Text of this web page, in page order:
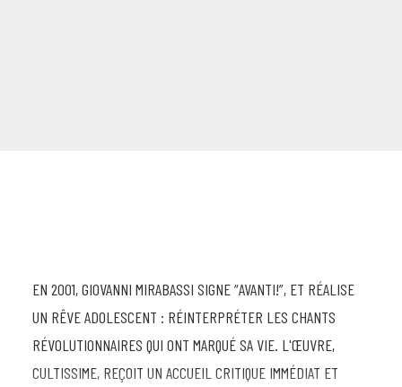
EN 2001, GIOVANNI MIRABASSI SIGNE “AVANTI!”, ET RÉALISE
UN RÊVE ADOLESCENT : RÉINTERPRÉTER LES CHANTS
RÉVOLUTIONNAIRES QUI ONT MARQUÉ SA VIE. L'ŒUVRE,
CULTISSIME, REÇOIT UN ACCUEIL CRITIQUE IMMÉDIAT ET